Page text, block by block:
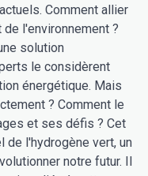
Comment allier
l'environnement ?
solution
le considèrent
énergétique. Mais
? Comment le
et ses défis ? Cet
l'hydrogène vert, un
notre futur. Il